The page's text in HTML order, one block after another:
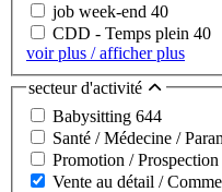
job week-end 40
CDD - Temps plein 40
voir plus / afficher plus
secteur d'activité
Babysitting 644
Santé / Médecine /
Promotion /
Vente au détail /